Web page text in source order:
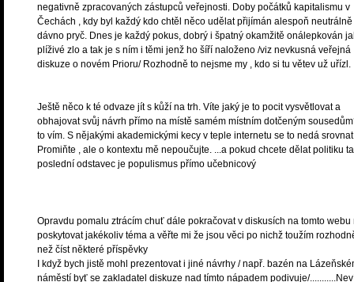
negativně zpracovaných zástupců veřejnosti. Doby počátků kapitalismu v
Čechách , kdy byl každý kdo chtěl něco udělat přijímán alespoň
dávno pryč. Dnes je každý pokus, dobrý i špatný okamžitě onálepkován
plíživé zlo a tak je s ním i těmi jenž ho šíří naloženo /viz nevkusná veřejná
diskuze o novém Prioru/ Rozhodně to nejsme my , kdo si tu větev už uřízl.
Ještě něco k té odvaze jít s kůží na trh. Víte jaký je to pocit vysvětlovat a
obhajovat svůj návrh přímo na místě samém místním dotčeným
to vím. S nějakými akademickými kecy v teple internetu se to nedá
Promiňte , ale o kontextu mě nepoučujte. ...a pokud chcete dělat politiku
poslední odstavec je populismus přímo učebnicový
Opravdu pomalu ztrácím chuť dále pokračovat v diskusích na tomto webu
poskytovat jakékoliv téma a věřte mi že jsou věci po nichž toužím
než číst některé příspěvky
I když bych jistě mohl prezentovat i jiné návrhy / např. bazén na
náměstí byť se zakladatel diskuze nad tímto nápadem podivuje/